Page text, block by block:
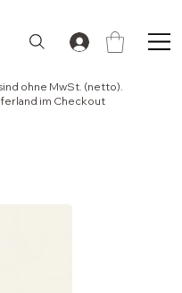
ohne MwSt. (netto).
im Checkout